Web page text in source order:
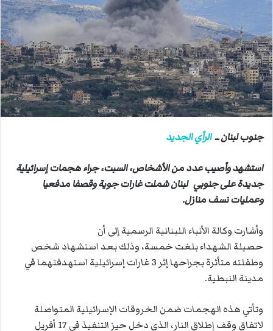
ي
د
ا
إ
ل
ك
ت
رجنوب لبنان ــالرأي الجديد
استشهد وأصيب عدد من الأشخاص، السبت، جراء هجمات إسرائيلية
جديدة على جنوبي لبنان شملت غارات جوية وقصفا مدفعيا
وعمليات نسف منازل.
وأشارت وكالة الأنباء اللبنانية الرسمية إلى أن
حصيلة الشهداء بلغت خمسة، وذلك بعد استشهاد شخص
وطفلته متأثرة بجراحها إثر 3 غارات إسرائيلية استهدفتهما في
مدينة النبطية.
وتأتي هذه الهجمات ضمن الخروقات الإسرائيلية المتواصلة
لاتفاق وقف إطلاق النار، الذي دخل حيز التنفيذ في 17 أفريل